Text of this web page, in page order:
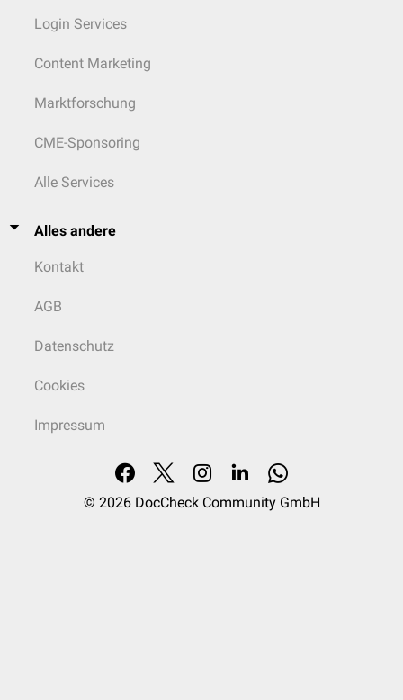
Login Services
Content Marketing
Marktforschung
CME-Sponsoring
Alle Services
Alles andere
Kontakt
AGB
Datenschutz
Cookies
Impressum
© 2026 DocCheck Community GmbH